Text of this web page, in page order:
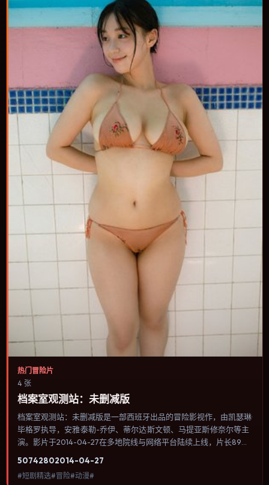
热门冒险片
4 张
档案室观测站：未删减版
档案室观测站：未删减版是一部西班牙出品的冒险影视作，由凯瑟琳·
毕格罗执导，安雅·泰勒-乔伊、蒂尔达·斯文顿、马提亚斯·修奈尔等主
演。影片于2014-04-27在多地院线与网络平台陆续上线，片长89分
容聚焦人物选择与情节推进，节奏与视听语言统一，可作为休闲观影
50742802014-04-27
#短剧精选#冒险#动漫#